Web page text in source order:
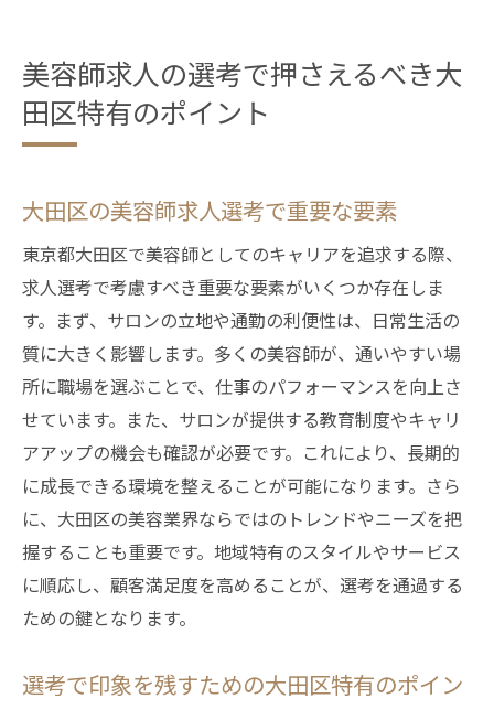
美容師求人の選考で押さえるべき大
田区特有のポイント
大田区の美容師求人選考で重要な要素
東京都大田区で美容師としてのキャリアを追求する際、
求人選考で考慮すべき重要な要素がいくつか存在しま
す。まず、サロンの立地や通勤の利便性は、日常生活の
質に大きく影響します。多くの美容師が、通いやすい場
所に職場を選ぶことで、仕事のパフォーマンスを向上さ
せています。また、サロンが提供する教育制度やキャリ
アアップの機会も確認が必要です。これにより、長期的
に成長できる環境を整えることが可能になります。さら
に、大田区の美容業界ならではのトレンドやニーズを把
握することも重要です。地域特有のスタイルやサービス
に順応し、顧客満足度を高めることが、選考を通過する
ための鍵となります。
選考で印象を残すための大田区特有のポイン